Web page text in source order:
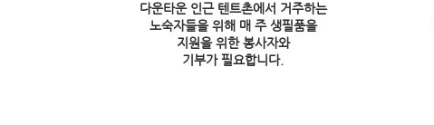
다운타운 인근 텐트촌에서 거주하는
노숙자들을 위해 매 주 생필품을
지원을 위한 봉사자와
기부가 필요합니다.